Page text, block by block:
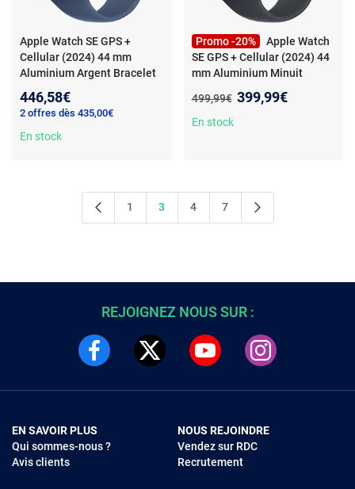
Apple Watch SE GPS +
Cellular (2024) 44 mm
Aluminium Argent Bracelet
connectée - Aluminium -
Étanche - GPS -
Cardiofréquencemètre -
446,58€
2 offres dès 435,00€
En stock
Promo -20%
Apple Watch
SE GPS + Cellular (2024) 44
mm Aluminium Minuit
Montre connectée -
Aluminium - Étanche - GPS -
Ancien prix :
499,99€ Nouveau prix :
399,99€
En stock
1 3 4 7
REJOIGNEZ NOUS SUR :
EN SAVOIR PLUS
Qui sommes-nous ?
Avis clients
NOUS REJOINDRE
Vendez sur RDC
Recrutement